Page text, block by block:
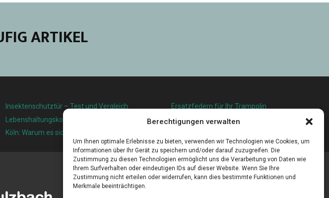
Berechtigungen verwalten
Um Ihnen optimale Erlebnisse zu bieten, verwenden wir Technologien wie Cookies, um
Informationen über Ihr Gerät zu speichern und/oder darauf zuzugreifen. Die
Zustimmung zu diesen Technologien ermöglicht uns die Verarbeitung von Daten wie
Ihrem Surfverhalten oder eindeutigen IDs auf dieser Website. Wenn Sie Ihre
Zustimmung nicht erteilen oder widerrufen, kann dies bestimmte Funktionen und
Merkmale beeinträchtigen.
ARTIKEL
Insektenschutztür – Test und Vergleich
Lebenshaltungskosten und Lebensqualität in
Köln: Warum es sich lohnt, hier zu leben
Ersatzfedern für Ihr Trampolin
Holländischer Stoffmarkt in Ihrer Nähe